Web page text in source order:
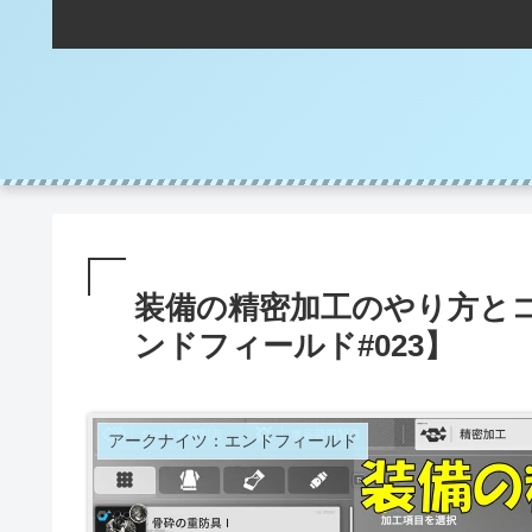
装備の精密加工のやり方と
ンドフィールド#023】
アークナイツ：エンドフィールド